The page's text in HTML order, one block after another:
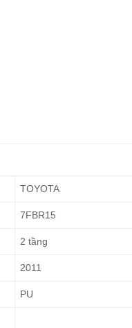
TOYOTA
7FBR15
2 tầng
2011
PU